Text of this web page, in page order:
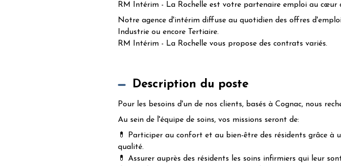
RM Intérim - La Rochelle est votre partenaire emploi au cœur
Notre agence d'intérim diffuse au quotidien des offres
Industrie ou encore Tertiaire.
RM Intérim - La Rochelle vous propose des contrats variés.
Description du poste
Pour les besoins d'un de nos clients, basés à Cognac, nous
Au sein de l'équipe de soins, vos missions seront de:
💊 Participer au confort et au bien-être des résidents grâce à
qualité.
💊 Assurer auprès des résidents les soins infirmiers qui leur